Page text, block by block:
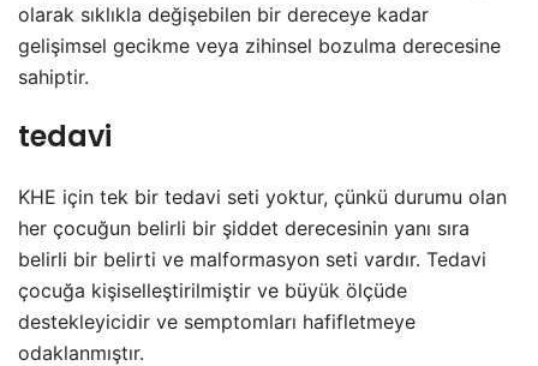
olarak sıklıkla değişebilen bir dereceye kadar
gelişimsel gecikme veya zihinsel bozulma derecesine
sahiptir.
tedavi
KHE için tek bir tedavi seti yoktur, çünkü durumu olan
her çocuğun belirli bir şiddet derecesinin yanı sıra
belirli bir belirti ve malformasyon seti vardır. Tedavi
çocuğa kişiselleştirilmiştir ve büyük ölçüde
destekleyicidir ve semptomları hafifletmeye
odaklanmıştır.